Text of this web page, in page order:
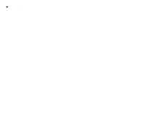
Instagram